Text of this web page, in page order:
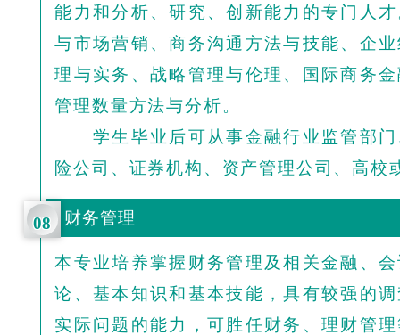
能力和分析、研究、创新能力的专门人
与市场营销、商务沟通方法与技能、企
理与实务、战略管理与伦理、国际商务
管理数量方法与分析。
学生毕业后可从事金融行业监管部门
险公司、证券机构、资产管理公司、高校
08 财务管理
本专业培养掌握财务管理及相关金融、
论、基本知识和基本技能，具有较强的
实际问题的能力，可胜任财务、理财管